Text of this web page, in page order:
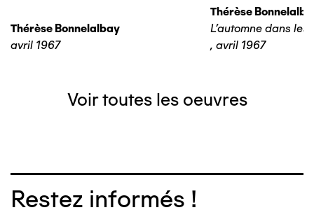
Thérèse Bonnelalbay
avril 1967
Thérèse
L'automne dans les
, avril 1967
Voir toutes les oeuvres
Restez informés !